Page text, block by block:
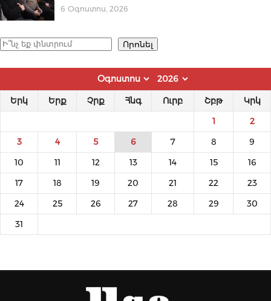
6 Օգոստոս, 2026
Որոնել Որոնել
Երկ Երք Չրք Հնգ Ուրբ Շբթ Կրկ
1 2
3 4 5 6 7 8 9
10 11 12 13 14 15 16
17 18 19 20 21 22 23
24 25 26 27 28 29 30
31